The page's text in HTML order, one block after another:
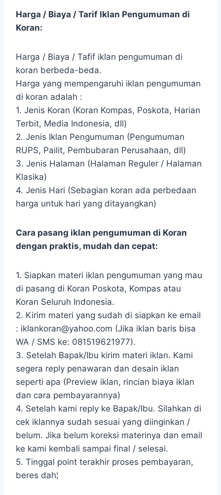
Harga / Biaya / Tarif Iklan Pengumuman di
Koran:
Harga / Biaya / Tafif iklan pengumuman di
koran berbeda-beda.
Harga yang mempengaruhi iklan pengumuman
di koran adalah :
1. Jenis Koran (Koran Kompas, Poskota, Harian
Terbit, Media Indonesia, dll)
2. Jenis Iklan Pengumuman (Pengumuman
RUPS, Pailit, Pembubaran Perusahaan, dll)
3. Jenis Halaman (Halaman Reguler / Halaman
Klasika)
4. Jenis Hari (Sebagian koran ada perbedaan
harga untuk hari yang ditayangkan)
Cara pasang iklan pengumuman di Koran
dengan praktis, mudah dan cepat:
1. Siapkan materi iklan pengumuman yang mau
di pasang di Koran Poskota, Kompas atau
Koran Seluruh Indonesia.
2. Kirim materi yang sudah di siapkan ke email
: iklankoran@yahoo.com (Jika iklan baris bisa
WA / SMS ke: 081519621977).
3. Setelah Bapak/Ibu kirim materi iklan. Kami
segera reply penawaran dan desain iklan
seperti apa (Preview iklan, rincian biaya iklan
dan cara pembayarannya)
4. Setelah kami reply ke Bapak/Ibu. Silahkan di
cek iklannya sudah sesuai yang diinginkan /
belum. Jika belum koreksi materinya dan email
ke kami kembali sampai final / selesai.
5. Tinggal point terakhir proses pembayaran,
beres dah¦